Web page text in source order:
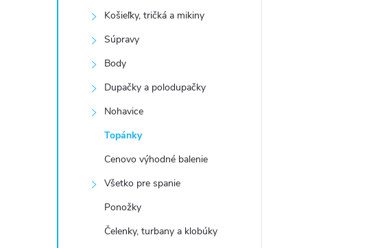
Košieľky, tričká a mikiny
Súpravy
Body
Dupačky a polodupačky
Nohavice
Topánky
Cenovo výhodné balenie
Všetko pre spanie
Ponožky
Čelenky, turbany a klobúky